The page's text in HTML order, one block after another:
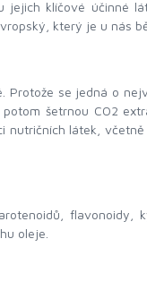
jejich klíčové účinné
který je u nás
Protože se jedná o
šetrnou CO2
látek,
flavonoidy,
oleje.